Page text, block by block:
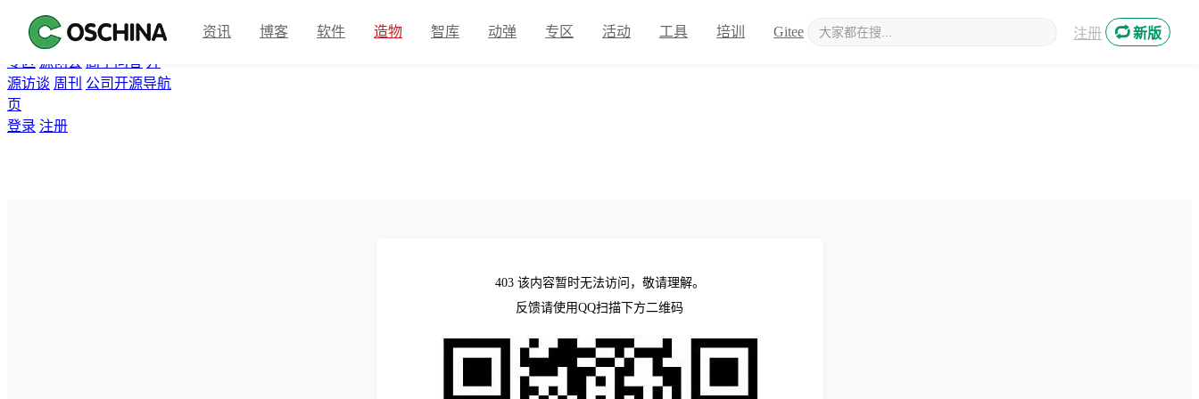
首页 开源软件
翻译 资讯 Gitee 众包 活动
专区 源创会 高手问答 开
源访谈 周刊 公司开源导航
页
登录 注册
资讯 博客 软件 造物 智库 动弹 专区 活动 工具 培训 Gitee 新媒体 注册 新版
403 该内容暂时无法访问，敬请理解。
反馈请使用QQ扫描下方二维码